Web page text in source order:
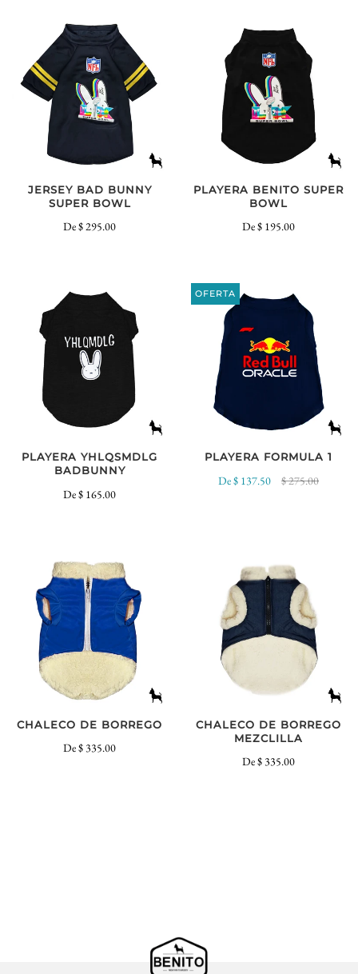
JERSEY BAD BUNNY
SUPER BOWL
De$ 295.00
PLAYERA BENITO SUPER
BOWL
De$ 195.00
PLAYERA YHLQSMDLG
BADBUNNY
De$ 165.00
OFERTA
PLAYERA FORMULA 1
De$ 137.50 $ 275.00
CHALECO DE BORREGO
De$ 335.00
CHALECO DE BORREGO
MEZCLILLA
De$ 335.00